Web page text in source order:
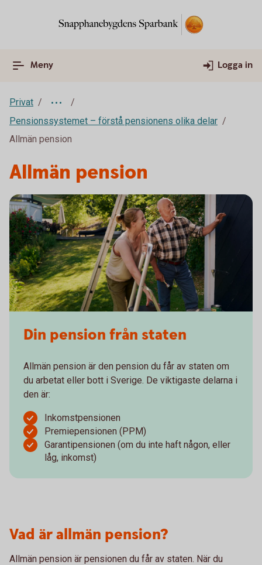
Meny Logga in
Privat
Pensionssystemet – förstå pensionens olika delar
Allmän pension
Allmän pension
Din pension från staten
Allmän pension är den pension du får av staten om
du arbetat eller bott i Sverige. De viktigaste delarna i
den är:
Inkomstpensionen
Premiepensionen (PPM)
Garantipensionen (om du inte haft någon, eller
låg, inkomst)
Vad är allmän pension?
Allmän pension är pensionen du får av staten. När du